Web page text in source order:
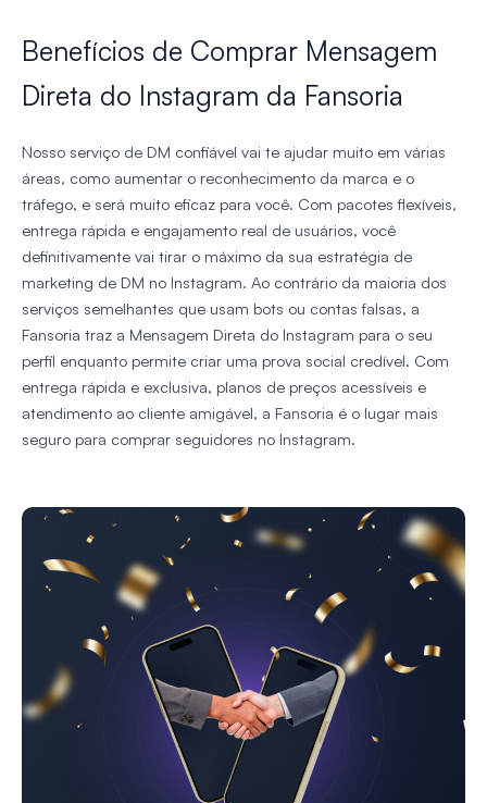
Benefícios de Comprar Mensagem
Direta do Instagram da Fansoria
Nosso serviço de DM confiável vai te ajudar muito em várias
áreas, como aumentar o reconhecimento da marca e o
tráfego, e será muito eficaz para você. Com pacotes flexíveis,
entrega rápida e engajamento real de usuários, você
definitivamente vai tirar o máximo da sua estratégia de
marketing de DM no Instagram. Ao contrário da maioria dos
serviços semelhantes que usam bots ou contas falsas, a
Fansoria traz a Mensagem Direta do Instagram para o seu
perfil enquanto permite criar uma prova social credível. Com
entrega rápida e exclusiva, planos de preços acessíveis e
atendimento ao cliente amigável, a Fansoria é o lugar mais
seguro para comprar seguidores no Instagram.